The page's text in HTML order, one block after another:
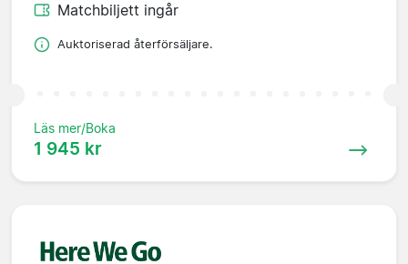
Matchbiljett ingår
Auktoriserad återförsäljare.
Läs mer/Boka
1 945 kr